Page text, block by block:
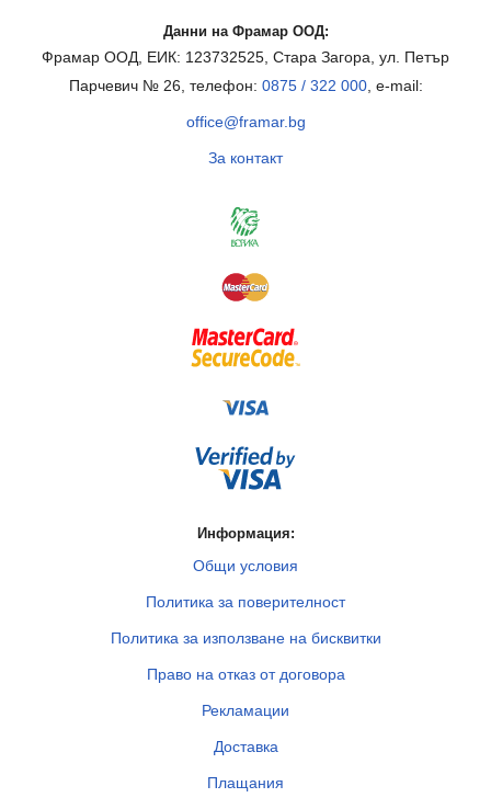
Данни на Фрамар ООД:
Фрамар ООД, ЕИК: 123732525, Стара Загора, ул. Петър
Парчевич № 26, телефон: 0875 / 322 000, e-mail:
office@framar.bg
За контакт
Информация:
Общи условия
Политика за поверителност
Политика за използване на бисквитки
Право на отказ от договора
Рекламации
Доставка
Плащания